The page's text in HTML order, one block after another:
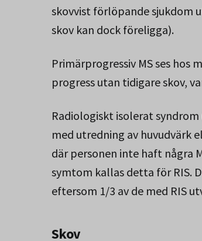
skovvist förlöpande sjukdom
skov kan dock föreligga).
Primärprogressiv MS ses hos
progress utan tidigare skov,
Radiologiskt isolerat
med utredning av huvudvärk
där personen inte haft några
symtom kallas detta för RIS.
eftersom 1/3 av de med RIS
Skov